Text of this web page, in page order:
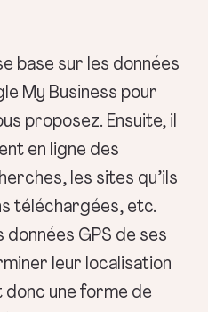
base sur les données
My Business pour
proposez. Ensuite, il
en ligne des
les sites qu’ils
téléchargées, etc.
données GPS de ses
leur localisation
donc une forme de